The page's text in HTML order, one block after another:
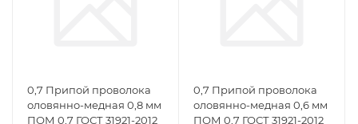
0,7 Припой проволока
оловянно-медная 0,8 мм
ПОМ 0,7 ГОСТ 31921-2012
0,7 Припой проволока
оловянно-медная 0,6 мм
ПОМ 0,7 ГОСТ 31921-2012